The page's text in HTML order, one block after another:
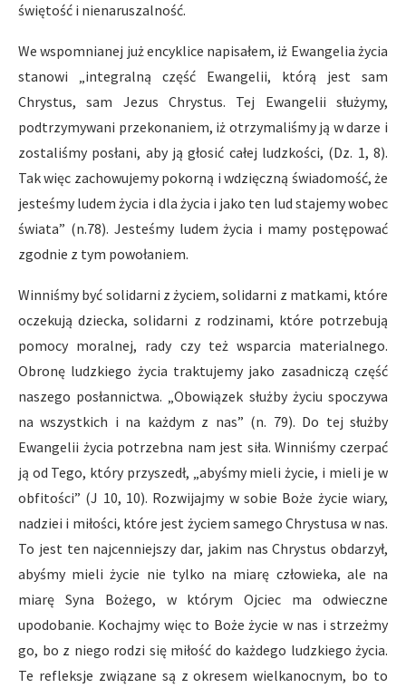
świętość i nienaruszalność.
We wspomnianej już encyklice napisałem, iż Ewangelia życia
stanowi „integralną część Ewangelii, którą jest sam
Chrystus, sam Jezus Chrystus. Tej Ewangelii służymy,
podtrzymywani przekonaniem, iż otrzymaliśmy ją w darze i
zostaliśmy posłani, aby ją głosić całej ludzkości, (Dz. 1, 8).
Tak więc zachowujemy pokorną i wdzięczną świadomość, że
jesteśmy ludem życia i dla życia i jako ten lud stajemy wobec
świata” (n.78). Jesteśmy ludem życia i mamy postępować
zgodnie z tym powołaniem.
Winniśmy być solidarni z życiem, solidarni z matkami, które
oczekują dziecka, solidarni z rodzinami, które potrzebują
pomocy moralnej, rady czy też wsparcia materialnego.
Obronę ludzkiego życia traktujemy jako zasadniczą część
naszego posłannictwa. „Obowiązek służby życiu spoczywa
na wszystkich i na każdym z nas” (n. 79). Do tej służby
Ewangelii życia potrzebna nam jest siła. Winniśmy czerpać
ją od Tego, który przyszedł, „abyśmy mieli życie, i mieli je w
obfitości” (J 10, 10). Rozwijajmy w sobie Boże życie wiary,
nadziei i miłości, które jest życiem samego Chrystusa w nas.
To jest ten najcenniejszy dar, jakim nas Chrystus obdarzył,
abyśmy mieli życie nie tylko na miarę człowieka, ale na
miarę Syna Bożego, w którym Ojciec ma odwieczne
upodobanie. Kochajmy więc to Boże życie w nas i strzeżmy
go, bo z niego rodzi się miłość do każdego ludzkiego życia.
Te refleksje związane są z okresem wielkanocnym, bo to